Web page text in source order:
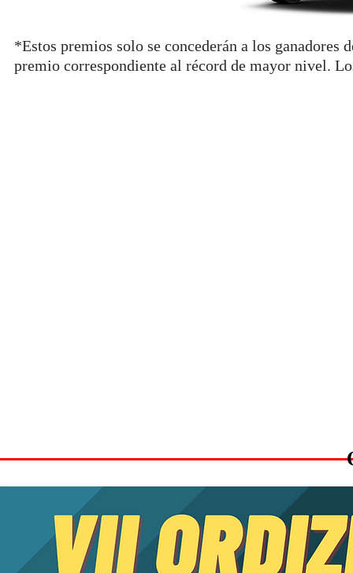
*Estos premios solo se concederán a los ganadores
premio correspondiente al récord de mayor nivel.